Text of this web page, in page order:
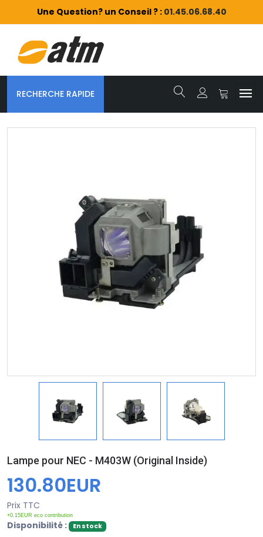
Une Question? un Conseil ? : 01.45.06.68.40
RECHERCHE RAPIDE
Lampe pour NEC - M403W (Original Inside)
130.80EUR
Prix TTC
+0.15EUR eco contribution
Disponibilité : En stock